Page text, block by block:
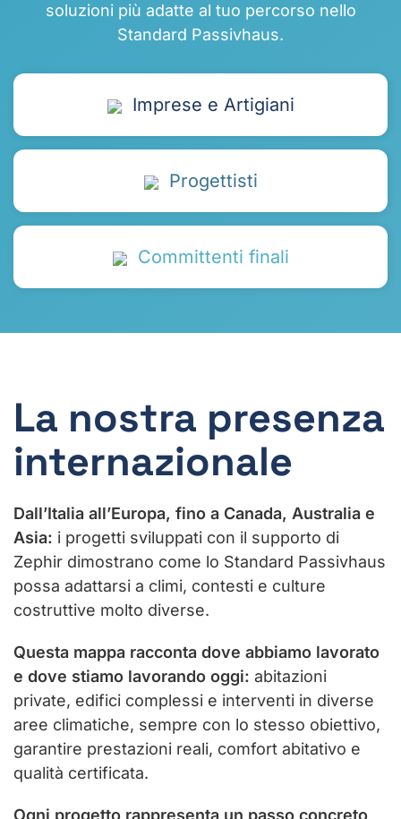
soluzioni più adatte al tuo percorso nello
Standard Passivhaus.
Imprese e Artigiani
Progettisti
Committenti finali
La nostra presenza
internazionale
Dall’Italia all’Europa, fino a Canada, Australia e
Asia: i progetti sviluppati con il supporto di
Zephir dimostrano come lo Standard Passivhaus
possa adattarsi a climi, contesti e culture
costruttive molto diverse.
Questa mappa racconta dove abbiamo lavorato
e dove stiamo lavorando oggi: abitazioni
private, edifici complessi e interventi in diverse
aree climatiche, sempre con lo stesso obiettivo,
garantire prestazioni reali, comfort abitativo e
qualità certificata.
Ogni progetto rappresenta un passo concreto